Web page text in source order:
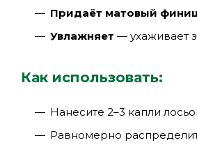
Придаёт матовый
Увлажняет — ухаживает
Как использовать:
Нанесите 2–3 капли
Равномерно